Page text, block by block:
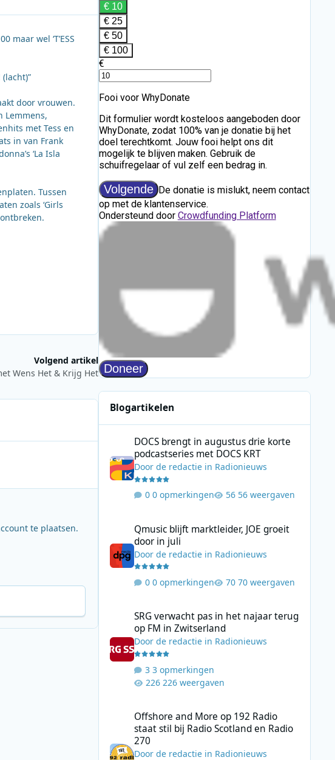
wel ‘T’ESS
door vrouwen.
Lemmens,
met Tess en
in van Frank
‘La Isla
Tussen
zoals ‘Girls
Volgend artikel
Wens Het & Krijg Het
te plaatsen.
Blogartikelen
DOCS brengt in augustus drie korte
podcastseries met DOCS KRT
Door de redactiein Radionieuws
0 opmerkingen 56 weergaven
Qmusic blijft marktleider, JOE groeit
door in juli
Door de redactiein Radionieuws
0 opmerkingen 70 weergaven
SRG verwacht pas in het najaar terug
op FM in Zwitserland
Door de redactiein Radionieuws
3 opmerkingen
226 weergaven
Offshore and More op 192 Radio
staat stil bij Radio Scotland en Radio
270
Door de redactiein Radionieuws